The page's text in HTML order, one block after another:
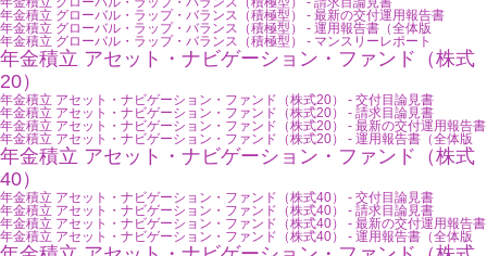
年金積立 グローバル・ラップ・バランス（積極型） - 最新の交付運用報告書
年金積立 グローバル・ラップ・バランス（積極型） - 運用報告書（全体版
年金積立 グローバル・ラップ・バランス（積極型） - マンスリーレポート
年金積立 アセット・ナビゲーション・ファンド（株式
20）
年金積立 アセット・ナビゲーション・ファンド（株式20） - 交付目論見書
年金積立 アセット・ナビゲーション・ファンド（株式20） - 請求目論見書
年金積立 アセット・ナビゲーション・ファンド（株式20） - 最新の交付運用報告書
年金積立 アセット・ナビゲーション・ファンド（株式20） - 運用報告書（全体版
年金積立 アセット・ナビゲーション・ファンド（株式
40）
年金積立 アセット・ナビゲーション・ファンド（株式40） - 交付目論見書
年金積立 アセット・ナビゲーション・ファンド（株式40） - 請求目論見書
年金積立 アセット・ナビゲーション・ファンド（株式40） - 最新の交付運用報告書
年金積立 アセット・ナビゲーション・ファンド（株式40） - 運用報告書（全体版